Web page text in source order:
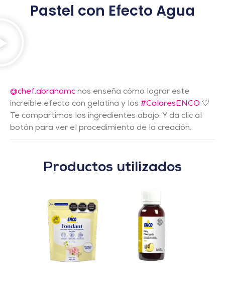
Pastel con Efecto Agua
@chef.abrahamc nos enseña cómo lograr este
increíble efecto con gelatina y los #ColoresENCO 💙
Te compartimos los ingredientes abajo. Y da clic al
botón para ver el procedimiento de la creación.
Productos utilizados